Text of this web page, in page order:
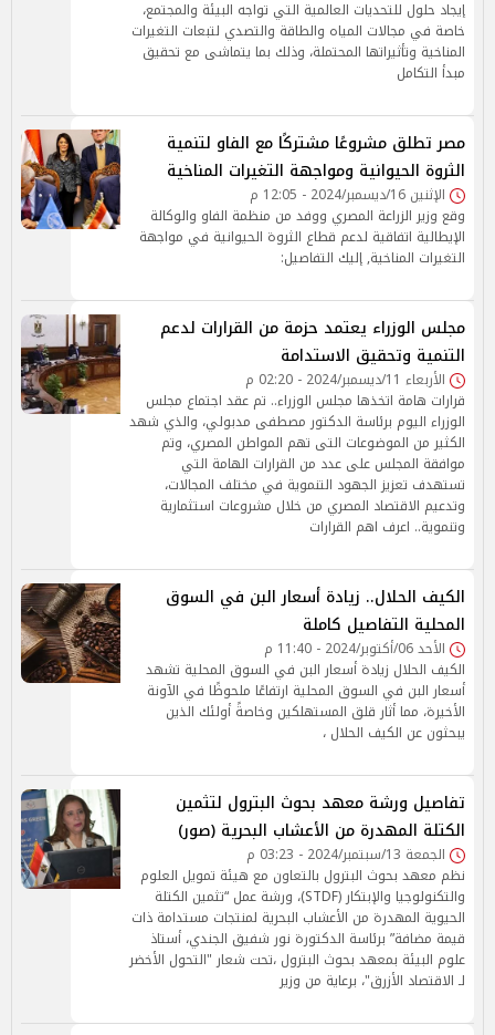
إيجاد حلول للتحديات العالمية التي تواجه البيئة والمجتمع،
خاصة في مجالات المياه والطاقة والتصدي لتبعات التغيرات
المناخية وتأثيراتها المحتملة، وذلك بما يتماشى مع تحقيق
مبدأ التكامل
مصر تطلق مشروعًا مشتركًا مع الفاو لتنمية
الثروة الحيوانية ومواجهة التغيرات المناخية
الإثنين 16/ديسمبر/2024 - 12:05 م
وقع وزير الزراعة المصري ووفد من منظمة الفاو والوكالة
الإيطالية اتفاقية لدعم قطاع الثروة الحيوانية في مواجهة
التغيرات المناخية, إليك التفاصيل:
مجلس الوزراء يعتمد حزمة من القرارات لدعم
التنمية وتحقيق الاستدامة
الأربعاء 11/ديسمبر/2024 - 02:20 م
قرارات هامة اتخذها مجلس الوزراء.. تم عقد اجتماع مجلس
الوزراء اليوم برئاسة الدكتور مصطفى مدبولي، والذي شهد
الكثير من الموضوعات التى تهم المواطن المصري، وتم
موافقة المجلس على عدد من القرارات الهامة التي
تستهدف تعزيز الجهود التنموية في مختلف المجالات،
وتدعيم الاقتصاد المصري من خلال مشروعات استثمارية
وتنموية.. اعرف اهم القرارات
الكيف الحلال.. زيادة أسعار البن في السوق
المحلية التفاصيل كاملة
الأحد 06/أكتوبر/2024 - 11:40 م
الكيف الحلال زيادة أسعار البن في السوق المحلية تشهد
أسعار البن في السوق المحلية ارتفاعًا ملحوظًا في الآونة
الأخيرة، مما أثار قلق المستهلكين وخاصةً أولئك الذين
يبحثون عن الكيف الحلال ،
تفاصيل ورشة معهد بحوث البترول لتثمين
الكتلة المهدرة من الأعشاب البحرية (صور)
الجمعة 13/سبتمبر/2024 - 03:23 م
نظم معهد بحوث البترول بالتعاون مع هيئة تمويل العلوم
والتكنولوجيا والإبتكار (STDF)، ورشة عمل “تثمين الكتلة
الحيوية المهدرة من الأعشاب البحرية لمنتجات مستدامة ذات
قيمة مضافة” برئاسة الدكتورة نور شفيق الجندي، أستاذ
علوم البيئة بمعهد بحوث البترول ،تحت شعار "التحول الأخضر
لـ الاقتصاد الأزرق"، برعاية من وزير